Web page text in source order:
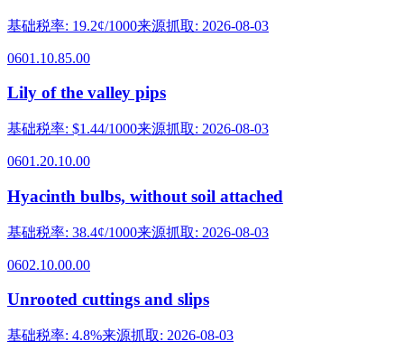
基础税率: 19.2¢/1000来源抓取: 2026-08-03
0601.10.85.00
Lily of the valley pips
基础税率: $1.44/1000来源抓取: 2026-08-03
0601.20.10.00
Hyacinth bulbs, without soil attached
基础税率: 38.4¢/1000来源抓取: 2026-08-03
0602.10.00.00
Unrooted cuttings and slips
基础税率: 4.8%来源抓取: 2026-08-03